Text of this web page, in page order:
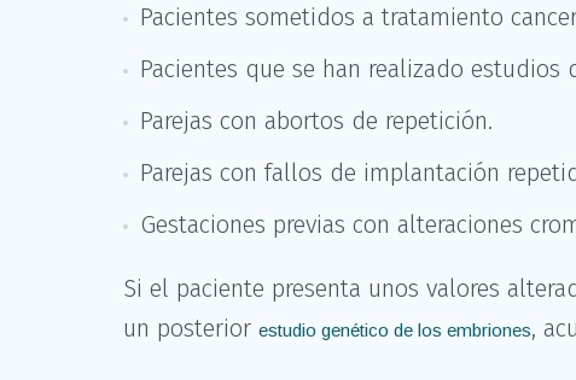
Pacientes sometidos a tratamiento
Pacientes que se han realizado
Parejas con abortos de repetición.
Parejas con fallos de implantación
Gestaciones previas con alteraciones
Si el paciente presenta unos valores
un posterior estudio genético de los embriones,